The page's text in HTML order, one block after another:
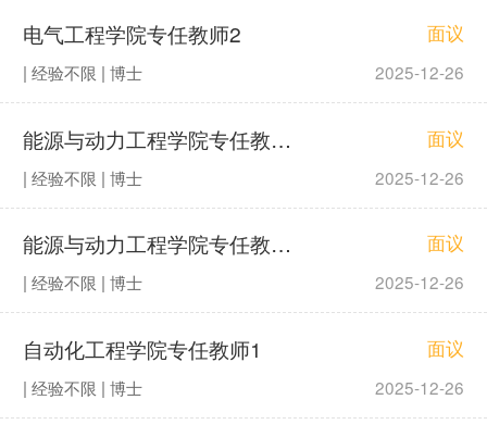
电气工程学院专任教师2 面议
| 经验不限 | 博士 2025-12-26
能源与动力工程学院专任教师1 面议
| 经验不限 | 博士 2025-12-26
能源与动力工程学院专任教师2 面议
| 经验不限 | 博士 2025-12-26
自动化工程学院专任教师1 面议
| 经验不限 | 博士 2025-12-26